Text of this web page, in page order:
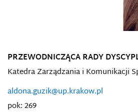
PRZEWODNICZĄCA RADY
Katedra Zarządzania i Komunikacji
aldona.guzik@up.krakow.pl
pok: 269